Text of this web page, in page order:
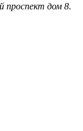
проспект дом 8.